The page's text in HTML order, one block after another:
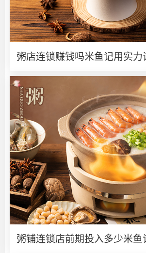
粥店连锁赚钱吗米鱼记用实力
粥铺连锁店前期投入多少米鱼